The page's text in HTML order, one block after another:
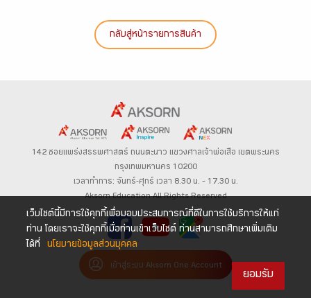
กลับสู่หน้ารายการสินค้า
142 ซอยแพร่งสรรพศาสตร์ ถนนตะนาว แขวงศาลเจ้าพ่อเสือ เขตพระนคร
กรุงเทพมหานคร 10200
เวลาทำการ: จันทร์-ศุกร์ เวลา 8.30 น. – 17.30 น.
Aksorn Education All Rights Reserved
เข้าสู่ระบบ Aksorn One Account
เว็บไซต์นี้มีการใช้คุกกี้เพื่อมอบประสบการณ์ที่ดีในการใช้บริการให้แก่
ท่าน โดยเราจะใช้คุกกี้เมื่อท่านเข้าเว็บไซต์ ท่านสามารถศึกษาเพิ่มเติม
ได้ที่
นโยบายข้อมูลส่วนบุคคล
ยอมรับ